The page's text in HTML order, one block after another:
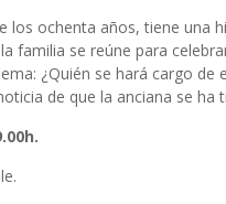
los ochenta años, tiene una
familia se reúne para
¿Quién se hará cargo de
de que la anciana se ha